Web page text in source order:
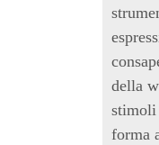
della
stimoli
forma